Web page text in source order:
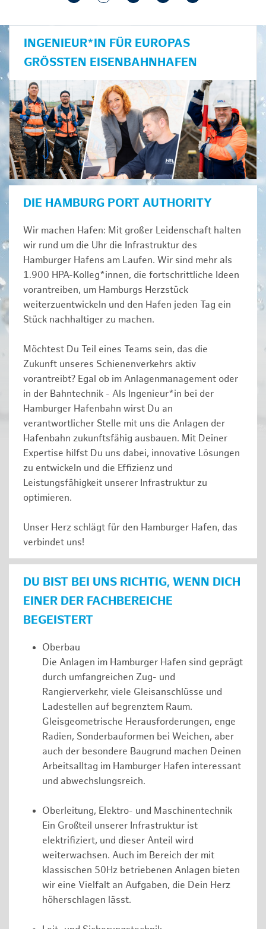
INGENIEUR*IN FÜR EUROPAS
GRÖSSTEN EISENBAHNHAFEN
DIE HAMBURG PORT AUTHORITY
Wir machen Hafen: Mit großer Leidenschaft halten
wir rund um die Uhr die Infrastruktur des
Hamburger Hafens am Laufen. Wir sind mehr als
1.900 HPA-Kolleg*innen, die fortschrittliche Ideen
vorantreiben, um Hamburgs Herzstück
weiterzuentwickeln und den Hafen jeden Tag ein
Stück nachhaltiger zu machen.
Möchtest Du Teil eines Teams sein, das die
Zukunft unseres Schienenverkehrs aktiv
vorantreibt? Egal ob im Anlagenmanagement oder
in der Bahntechnik - Als Ingenieur*in bei der
Hamburger Hafenbahn wirst Du an
verantwortlicher Stelle mit uns die Anlagen der
Hafenbahn zukunftsfähig ausbauen. Mit Deiner
Expertise hilfst Du uns dabei, innovative Lösungen
zu entwickeln und die Effizienz und
Leistungsfähigkeit unserer Infrastruktur zu
optimieren.
Unser Herz schlägt für den Hamburger Hafen, das
verbindet uns!
DU BIST BEI UNS RICHTIG, WENN DICH
EINER DER FACHBEREICHE
BEGEISTERT
Oberbau
Die Anlagen im Hamburger Hafen sind geprägt
durch umfangreichen Zug- und
Rangierverkehr, viele Gleisanschlüsse und
Ladestellen auf begrenztem Raum.
Gleisgeometrische Herausforderungen, enge
Radien, Sonderbauformen bei Weichen, aber
auch der besondere Baugrund machen Deinen
Arbeitsalltag im Hamburger Hafen interessant
und abwechslungsreich.
Oberleitung, Elektro- und Maschinentechnik
Ein Großteil unserer Infrastruktur ist
elektrifiziert, und dieser Anteil wird
weiterwachsen. Auch im Bereich der mit
klassischen 50Hz betriebenen Anlagen bieten
wir eine Vielfalt an Aufgaben, die Dein Herz
höherschlagen lässt.